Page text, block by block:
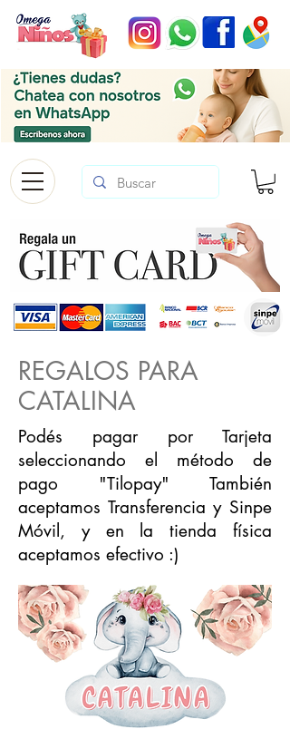
REGALOS PARA
CATALINA
Podés pagar por Tarjeta
seleccionando el método de
pago "Tilopay" También
aceptamos Transferencia y Sinpe
Móvil, y en la tienda física
aceptamos efectivo :)